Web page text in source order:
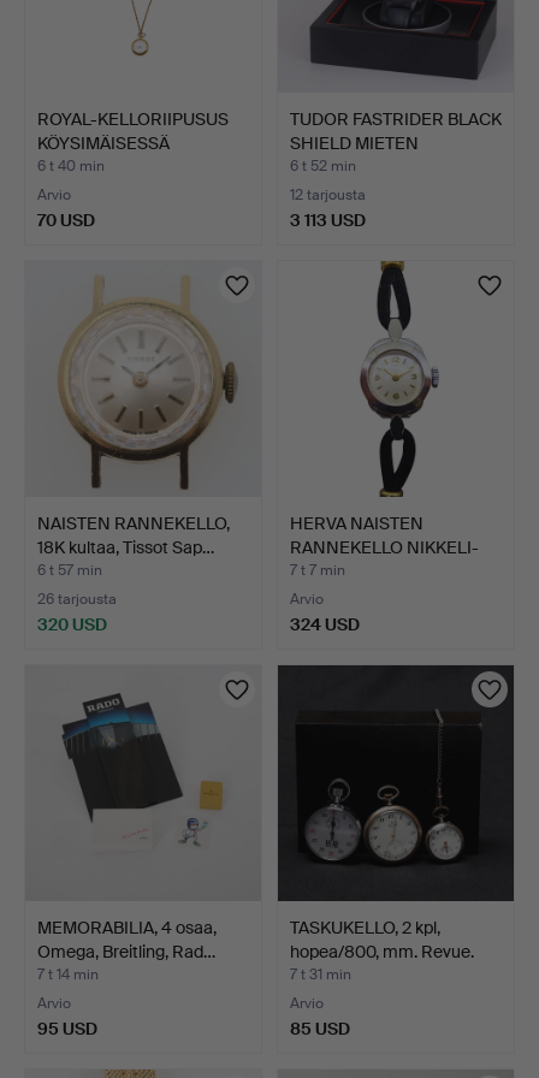
ROYAL-KELLORIIPUSUS
KÖYSIMÄISESSÄ
KETJUSSA…
6 t 40 min
Arvio
70 USD
TUDOR FASTRIDER BLACK
SHIELD MIETEN
RANNEK…
6 t 52 min
12 tarjousta
3 113 USD
NAISTEN RANNEKELLO,
18K kultaa, Tissot Sap…
6 t 57 min
26 tarjousta
320 USD
HERVA NAISTEN
RANNEKELLO NIKKELI-
VALKOKULT…
7 t 7 min
Arvio
324 USD
MEMORABILIA, 4 osaa,
Omega, Breitling, Rad…
7 t 14 min
Arvio
95 USD
TASKUKELLO, 2 kpl,
hopea/800, mm. Revue.
7 t 31 min
Arvio
85 USD